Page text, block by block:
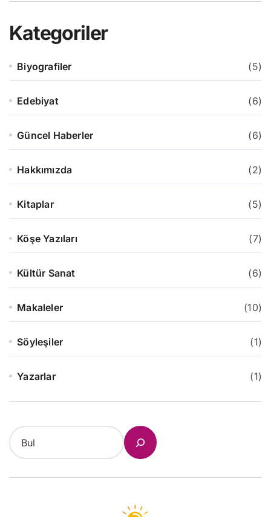
Kategoriler
Biyografiler (5)
Edebiyat (6)
Güncel Haberler (6)
Hakkımızda (2)
Kitaplar (5)
Köşe Yazıları (7)
Kültür Sanat (6)
Makaleler (10)
Söyleşiler (1)
Yazarlar (1)
S
e